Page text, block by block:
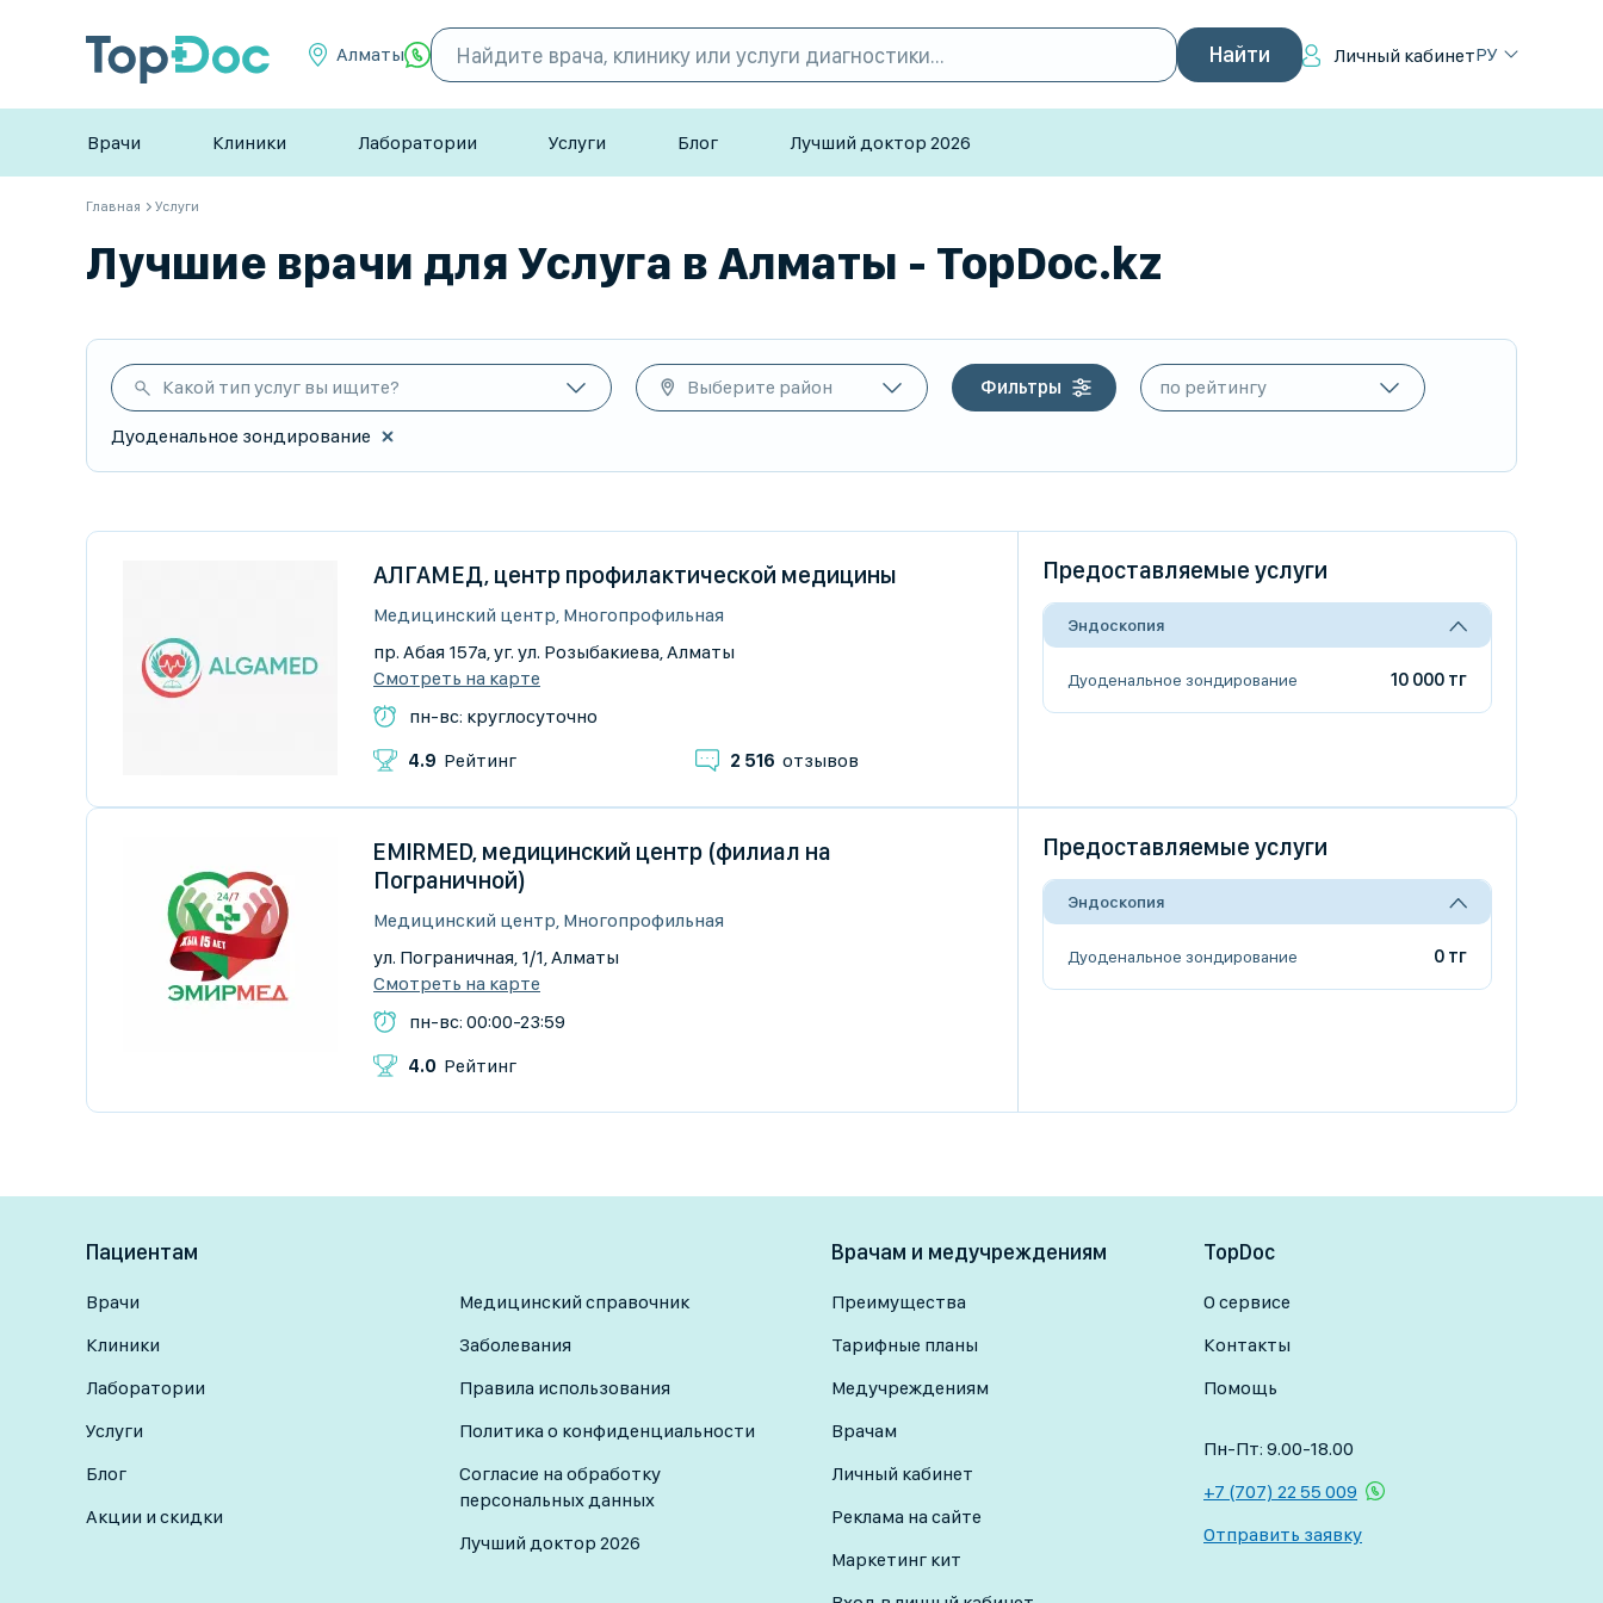
Алматы Личный кабинетРУ
Врачи Клиники Лаборатории Услуги Блог Лучший доктор 2026
Главная Услуги
Лучшие врачи для Услуга в Алматы - TopDoc.kz
Какой тип услуг вы ищите?
Дуоденальное зондирование
Выберите район Фильтры
АЛГАМЕД, центр профилактической медицины
Медицинский центр, Многопрофильная
пр. Абая 157а, уг. ул. Розыбакиева, Алматы
Смотреть на карте
пн-вс: круглосуточно
4.9 Рейтинг 2 516 отзывов
Предоставляемые услуги
Эндоскопия
Дуоденальное зондирование 10 000 тг
EMIRMED, медицинский центр (филиал на
Пограничной)
Медицинский центр, Многопрофильная
ул. Пограничная, 1/1, Алматы
Смотреть на карте
пн-вс: 00:00-23:59
4.0 Рейтинг
Предоставляемые услуги
Эндоскопия
Дуоденальное зондирование 0 тг
Пациентам
Врачи
Клиники
Лаборатории
Услуги
Блог
Акции и скидки
Медицинский справочник
Заболевания
Правила использования
Политика о конфиденциальности
Согласие на обработку
персональных данных
Лучший доктор 2026
Врачам и медучреждениям
Преимущества
Тарифные планы
Медучреждениям
Врачам
Личный кабинет
Реклама на сайте
Маркетинг кит
TopDoc
О сервисе
Контакты
Помощь
Пн-Пт: 9.00-18.00
+7 (707) 22 55 009
Отправить заявку